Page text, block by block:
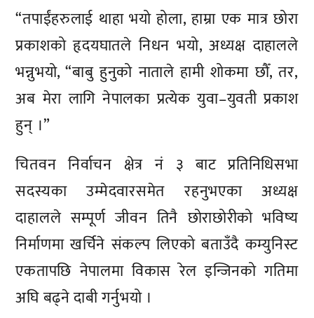
“तपाईंहरुलाई थाहा भयो होला, हाम्रा एक मात्र छोरा
प्रकाशको हृदयघातले निधन भयो, अध्यक्ष दाहालले
भन्नुभयो, “बाबु हुनुको नाताले हामी शोकमा छौँ, तर,
अब मेरा लागि नेपालका प्रत्येक युवा–युवती प्रकाश
हुन् ।”
चितवन निर्वाचन क्षेत्र नं ३ बाट प्रतिनिधिसभा
सदस्यका उम्मेदवारसमेत रहनुभएका अध्यक्ष
दाहालले सम्पूर्ण जीवन तिनै छोराछोरीको भविष्य
निर्माणमा खर्चिने संकल्प लिएको बताउँदै कम्युनिस्ट
एकतापछि नेपालमा विकास रेल इन्जिनको गतिमा
अघि बढ्ने दाबी गर्नुभयो ।